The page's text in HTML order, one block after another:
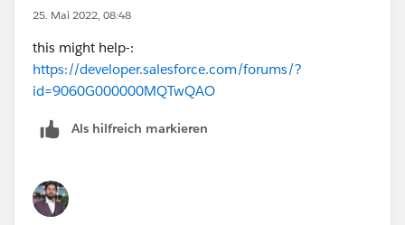
25. Mai 2022, 08:48
this might help-:
https://developer.salesforce.com/forums/?
id=9060G000000MQTwQAO
Als hilfreich markieren